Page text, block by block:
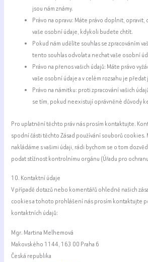
jsou nám známy.
Právo na opravu: Máte právo doplnit,
vaše osobní údaje, kdykoli budete chtít.
Pokud nám udělíte souhlas se zpracováním
tento souhlas odvolat a nechat vaše osobní
Právo na přenos vašich údajů: Máte právo
vaše osobní údaje a v celém rozsahu je
Právo na námitku: proti zpracování vašich
se tím, pokud neexistují oprávněné důvody
Pro uplatnění těchto práv nás prosím kontaktujte.
spodní části těchto Zásad používání souborů cookies.
nakládáme s vašimi údaji, rádi bychom se o tom
podat stížnost kontrolnímu orgánu (Úřadu pro
10. Kontaktní údaje
V případě dotazů nebo komentářů ohledně našich
cookies a tohoto prohlášení nás prosím kontaktujte
kontaktních údajů:
Mgr. Martina Melhemová
Makovského 1144, 163 00 Praha 6
Česká republika